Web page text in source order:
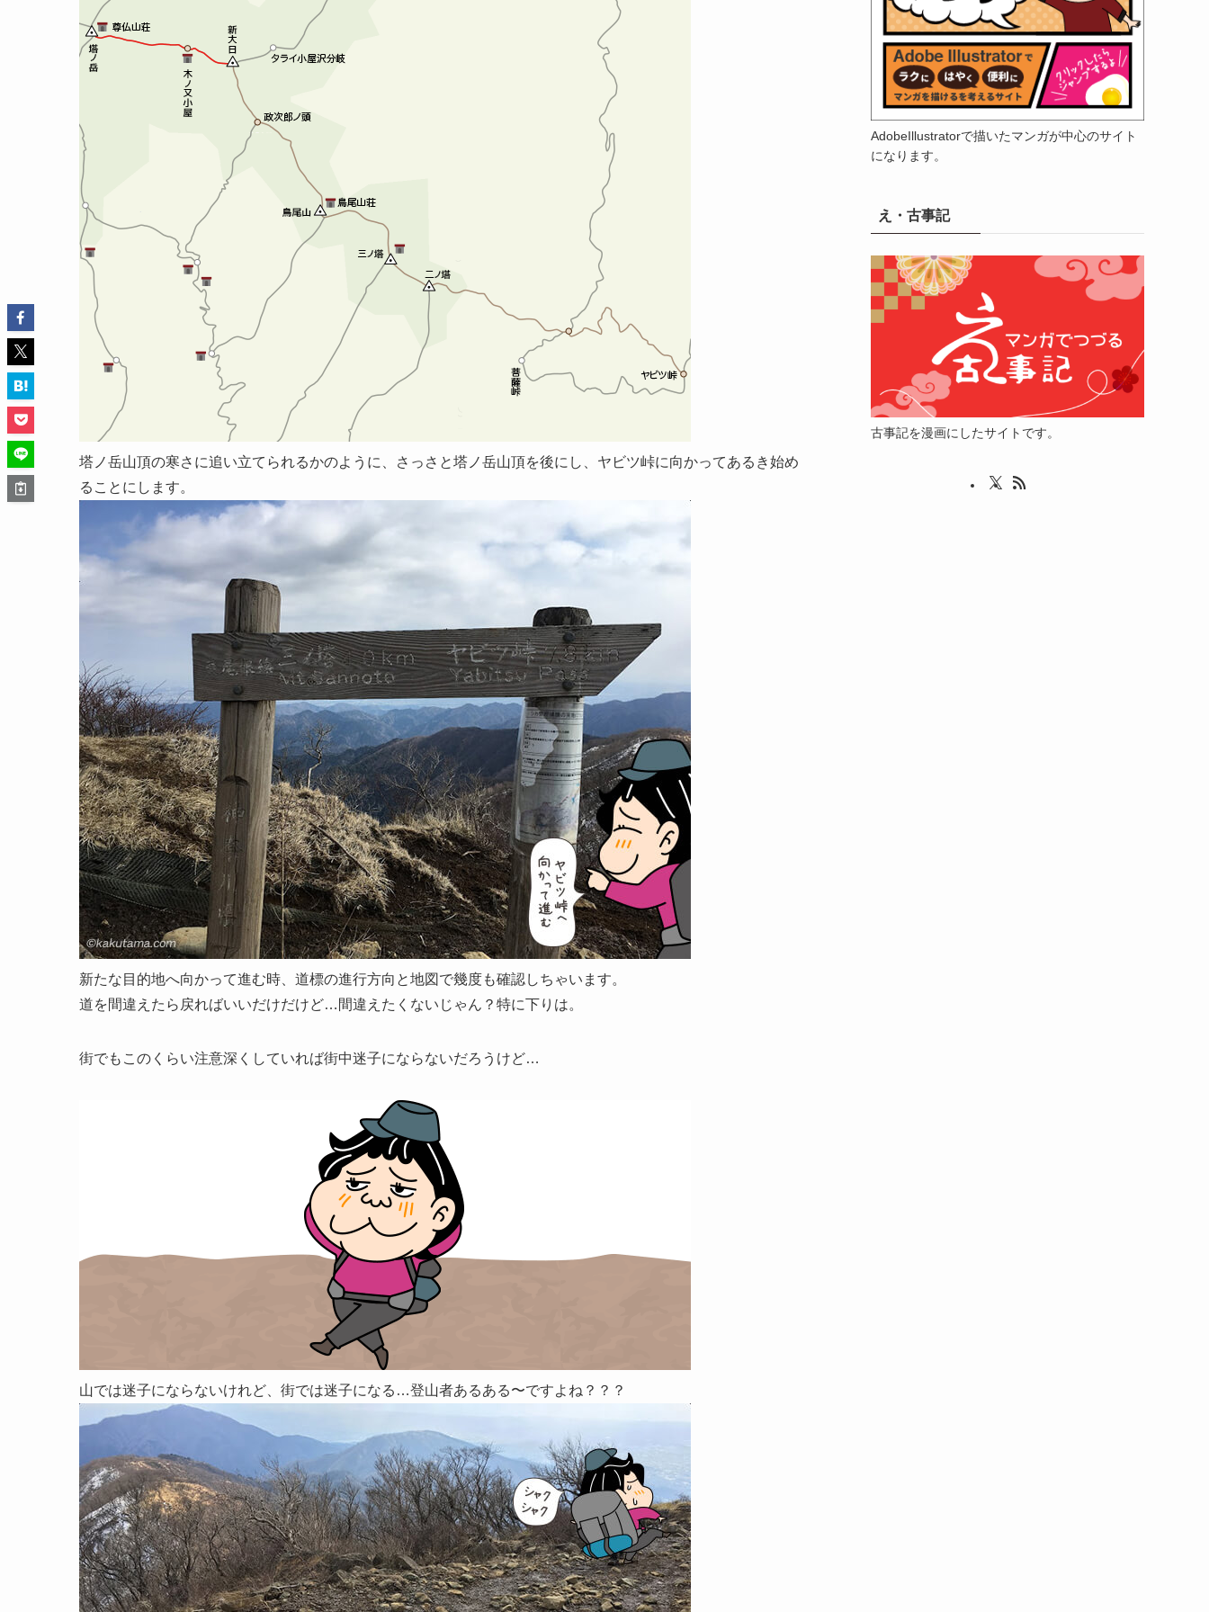
塔ノ岳山頂の寒さに追い立てられるかのように、さっさと塔ノ岳山頂を後にし、ヤビツ峠に向かってあるき始め
ることにします。
新たな目的地へ向かって進む時、 道標の進行方向 と地図 で幾度も確認しちゃいます。
道を間違えたら戻ればいいだけだけど…間違えたくないじゃん？特に下りは。
街でもこのくらい注意深くしていれば街中迷子にならないだろうけど…
山では迷子にならないけれど、街では迷子になる…登山者あるある〜ですよね？？？
AdobeIllustratorで描いたマンガが中心のサイト
になります。
え・古事記
古事記を漫画にしたサイトです。